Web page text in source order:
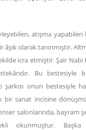
atışma
olarak tanınmıştır.
icra etmiştir. Şair Nabi
Bu bestesiyle
şarkısı onun bestesiyle
bir sanat incisine
salonlarında, bayram
okunmuştur. Başka